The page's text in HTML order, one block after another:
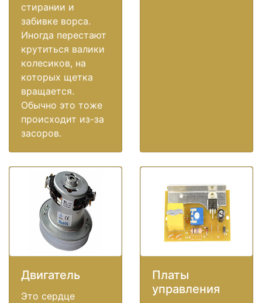
стирании и
забивке ворса.
Иногда перестают
крутиться валики
колесиков, на
которых щетка
вращается.
Обычно это тоже
происходит из-за
засоров.
Двигатель
Это сердце
Платы
управления